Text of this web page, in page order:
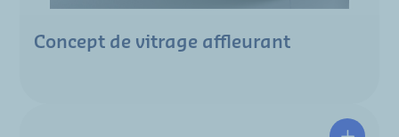
Concept de vitrage affleurant